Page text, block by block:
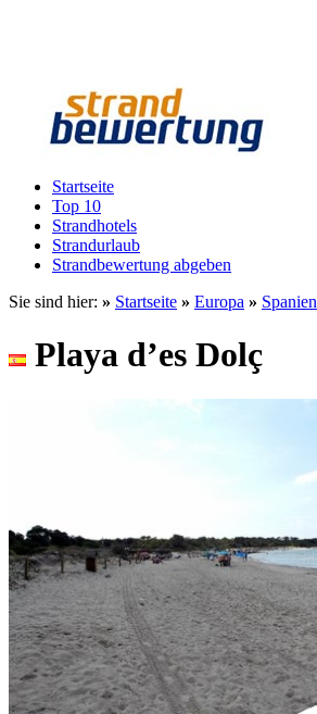
Startseite
Top 10
Strandhotels
Strandurlaub
Strandbewertung abgeben
Sie sind hier: » Startseite » Europa » Spanien
Playa d’es Dolç